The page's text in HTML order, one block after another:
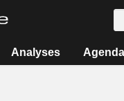
Analyses Agenda